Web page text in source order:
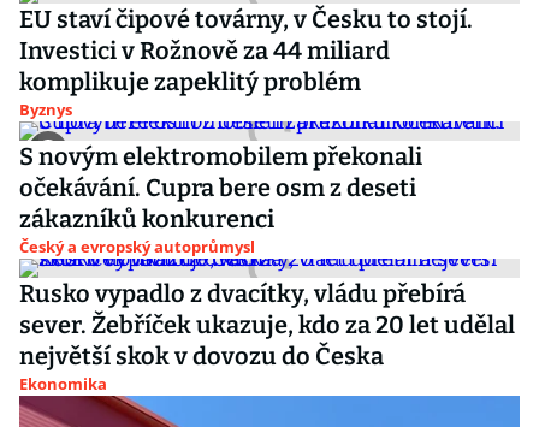
EU staví čipové továrny, v Česku to stojí.
Investici v Rožnově za 44 miliard
komplikuje zapeklitý problém
Byznys
S novým elektromobilem překonali
očekávání. Cupra bere osm z deseti
zákazníků konkurenci
Český a evropský autoprůmysl
Rusko vypadlo z dvacítky, vládu přebírá
sever. Žebříček ukazuje, kdo za 20 let udělal
největší skok v dovozu do Česka
Ekonomika